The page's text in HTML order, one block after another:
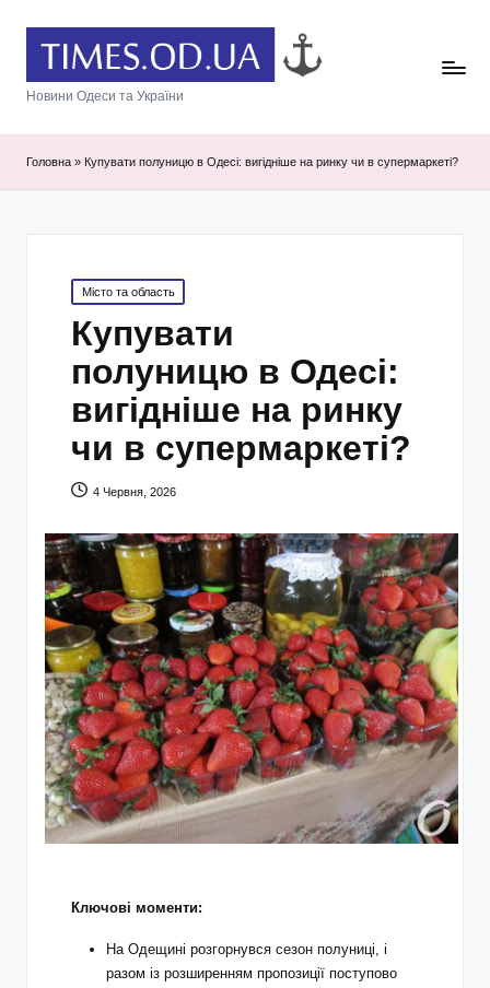
Новини Одеси та України
Головна » Купувати полуницю в Одесі: вигідніше на ринку чи в супермаркеті?
Posted
in
Місто та область
Купувати
полуницю в Одесі:
вигідніше на ринку
чи в супермаркеті?
4 Червня, 2026
Ключові моменти:
На Одещині розгорнувся сезон полуниці, і
разом із розширенням пропозиції поступово